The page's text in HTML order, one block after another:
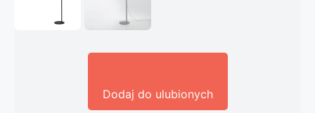
Dodaj do ulubionych